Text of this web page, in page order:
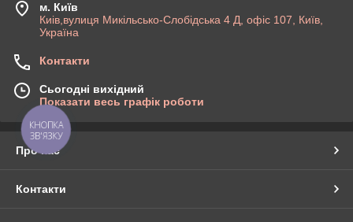
м. Київ
Киів,вулиця Микільсько-Слобідська 4 Д, офіс 107, Київ,
Україна
Контакти
Сьогодні вихідний
Показати весь графік роботи
Про нас
Контакти
КНОПКА
ЗВ'ЯЗКУ